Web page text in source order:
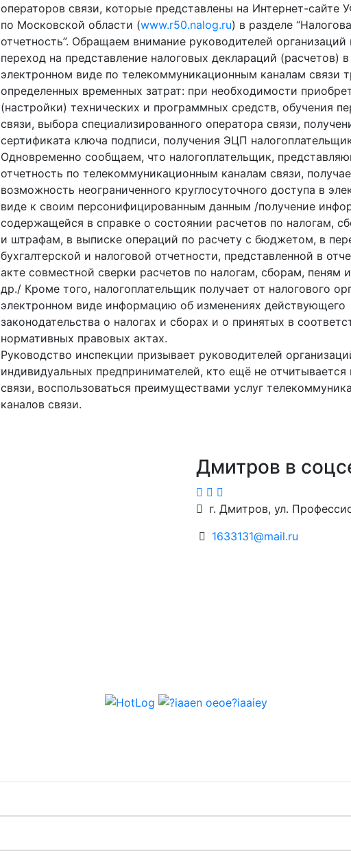
операторов связи, которые представлены на Интернет-сайте
по Московской области (www.r50.nalog.ru) в разделе
отчетность”. Обращаем внимание руководителей организаций
переход на представление налоговых деклараций (расчетов) в
электронном виде по телекоммуникационным каналам связи
определенных временных затрат: при необходимости
(настройки) технических и программных средств, обучения
связи, выбора специализированного оператора связи,
сертификата ключа подписи, получения ЭЦП
Одновременно сообщаем, что налогоплательщик,
отчетность по телекоммуникационным каналам связи,
возможность неограниченного круглосуточного доступа в
виде к своим персонифицированным данным /получение
содержащейся в справке о состоянии расчетов по налогам,
и штрафам, в выписке операций по расчету с бюджетом, в
бухгалтерской и налоговой отчетности, представленной в
акте совместной сверки расчетов по налогам, сборам, пеням
др./ Кроме того, налогоплательщик получает от налогового
электронном виде информацию об изменениях действующего
законодательства о налогах и сборах и о принятых в
нормативных правовых актах.
Руководство инспекции призывает руководителей
индивидуальных предпринимателей, кто ещё не отчитывается
связи, воспользоваться преимуществами услуг
каналов связи.
Дмитров в
г. Дмитров, ул.
1633131@mail.ru